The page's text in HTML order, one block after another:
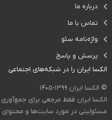
درباره ما
تماس با ما
واژه‌نامه سئو
پرسش و پاسخ
الکسا ایران را در شبکه‌های اجتماعی
© الکسا ایران ۱۳۹۹-۱۴۰۵
الکسا ایران فقط مرجعی برای
مسئولیتی در مورد سایت‌ها و محتوای